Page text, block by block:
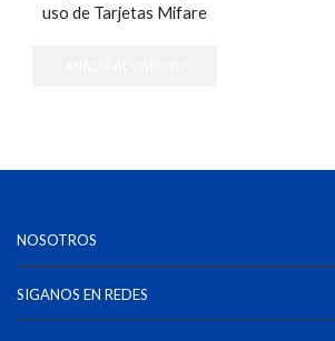
uso de Tarjetas Mifare
NOSOTROS
SIGANOS EN REDES